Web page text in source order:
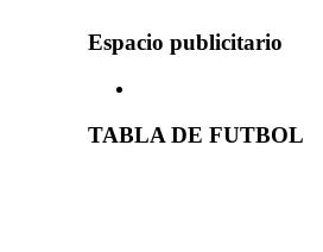
Espacio publicitario
TABLA DE FUTBOL